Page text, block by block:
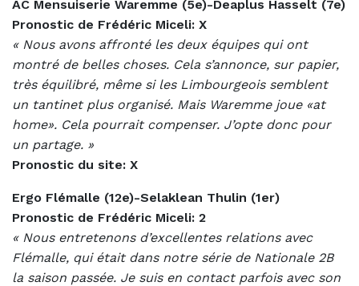
AC Mensuiserie Waremme (5e)-Deaplus Hasselt (7e)
Pronostic de Frédéric Miceli: X
« Nous avons affronté les deux équipes qui ont
montré de belles choses. Cela s’annonce, sur papier,
très équilibré, même si les Limbourgeois semblent
un tantinet plus organisé. Mais Waremme joue «at
home». Cela pourrait compenser. J’opte donc pour
un partage. »
Pronostic du site: X
Ergo Flémalle (12e)-Selaklean Thulin (1er)
Pronostic de Frédéric Miceli: 2
« Nous entretenons d’excellentes relations avec
Flémalle, qui était dans notre série de Nationale 2B
la saison passée. Je suis en contact parfois avec son